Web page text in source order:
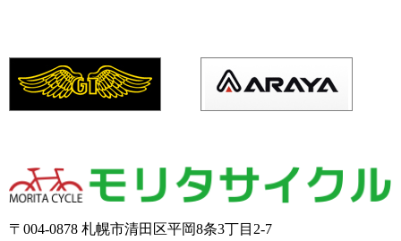
〒004-0878 札幌市清田区平岡8条3丁目2-7